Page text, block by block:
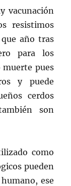
vacunación
resistimos
año tras
para los
muerte pues
y puede
cerdos
son
como
pueden
ese